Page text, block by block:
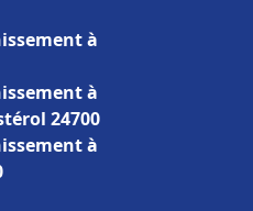
à
à
24700
à